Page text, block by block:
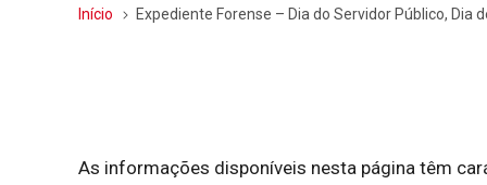
Início Expediente Forense – Dia do Servidor Público, Dia
As informações disponíveis nesta página têm